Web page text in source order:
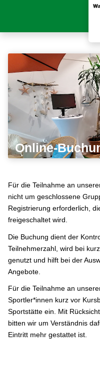
Online-
Für die Teilnahme an
nicht um geschlossene
Registrierung erforderlich,
freigeschaltet wird.
Die Buchung dient der
Teilnehmerzahl, wird bei
genutzt und hilft bei der
Angebote.
Für die Teilnahme an
Sportler*innen kurz vor
Sportstätte ein. Mit
bitten wir um Verständnis
Eintritt mehr gestattet ist.